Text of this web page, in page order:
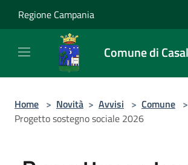
Regione Campania
Comune di
Home > Novità > Avvisi > Comune >
Progetto sostegno sociale 2026